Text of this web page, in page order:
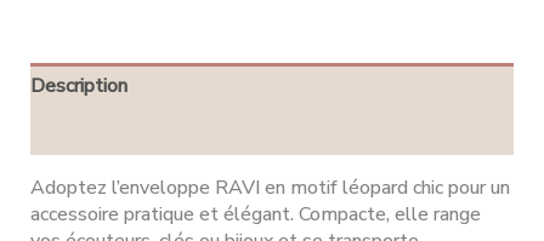
Description
Adoptez l’enveloppe RAVI en motif léopard chic pour un
accessoire pratique et élégant. Compacte, elle range